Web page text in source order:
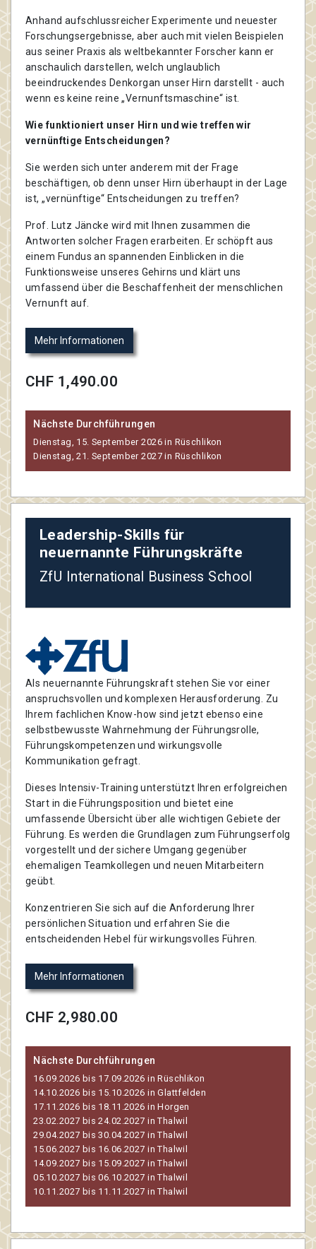
Anhand aufschlussreicher Experimente und neuester
Forschungsergebnisse, aber auch mit vielen Beispielen
aus seiner Praxis als weltbekannter Forscher kann er
anschaulich darstellen, welch unglaublich
beeindruckendes Denkorgan unser Hirn darstellt - auch
wenn es keine reine „Vernunftsmaschine“ ist.
Wie funktioniert unser Hirn und wie treffen wir
vernünftige Entscheidungen?
Sie werden sich unter anderem mit der Frage
beschäftigen, ob denn unser Hirn überhaupt in der Lage
ist, „vernünftige“ Entscheidungen zu treffen?
Prof. Lutz Jäncke wird mit Ihnen zusammen die
Antworten solcher Fragen erarbeiten. Er schöpft aus
einem Fundus an spannenden Einblicken in die
Funktionsweise unseres Gehirns und klärt uns
umfassend über die Beschaffenheit der menschlichen
Vernunft auf.
Mehr Informationen
CHF 1,490.00
Nächste Durchführungen
Dienstag, 15. September 2026 in Rüschlikon
Dienstag, 21. September 2027 in Rüschlikon
Leadership-Skills für
neuernannte Führungskräfte
ZfU International Business School
Als neuernannte Führungskraft stehen Sie vor einer
anspruchsvollen und komplexen Herausforderung. Zu
Ihrem fachlichen Know-how sind jetzt ebenso eine
selbstbewusste Wahrnehmung der Führungsrolle,
Führungskompetenzen und wirkungsvolle
Kommunikation gefragt.
Dieses Intensiv-Training unterstützt Ihren erfolgreichen
Start in die Führungsposition und bietet eine
umfassende Übersicht über alle wichtigen Gebiete der
Führung. Es werden die Grundlagen zum Führungserfolg
vorgestellt und der sichere Umgang gegenüber
ehemaligen Teamkollegen und neuen Mitarbeitern
geübt.
Konzentrieren Sie sich auf die Anforderung Ihrer
persönlichen Situation und erfahren Sie die
entscheidenden Hebel für wirkungsvolles Führen.
Mehr Informationen
CHF 2,980.00
Nächste Durchführungen
16.09.2026 bis 17.09.2026 in Rüschlikon
14.10.2026 bis 15.10.2026 in Glattfelden
17.11.2026 bis 18.11.2026 in Horgen
23.02.2027 bis 24.02.2027 in Thalwil
29.04.2027 bis 30.04.2027 in Thalwil
15.06.2027 bis 16.06.2027 in Thalwil
14.09.2027 bis 15.09.2027 in Thalwil
05.10.2027 bis 06.10.2027 in Thalwil
10.11.2027 bis 11.11.2027 in Thalwil